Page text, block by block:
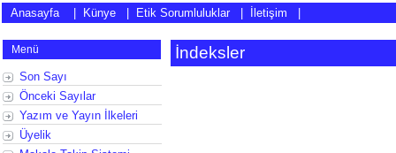
Anasayfa| Künye Etik Sorumluluklar İletişim
Menü
Son Sayı
Önceki Sayılar
Yazım ve Yayın İlkeleri
Üyelik
İndeksler